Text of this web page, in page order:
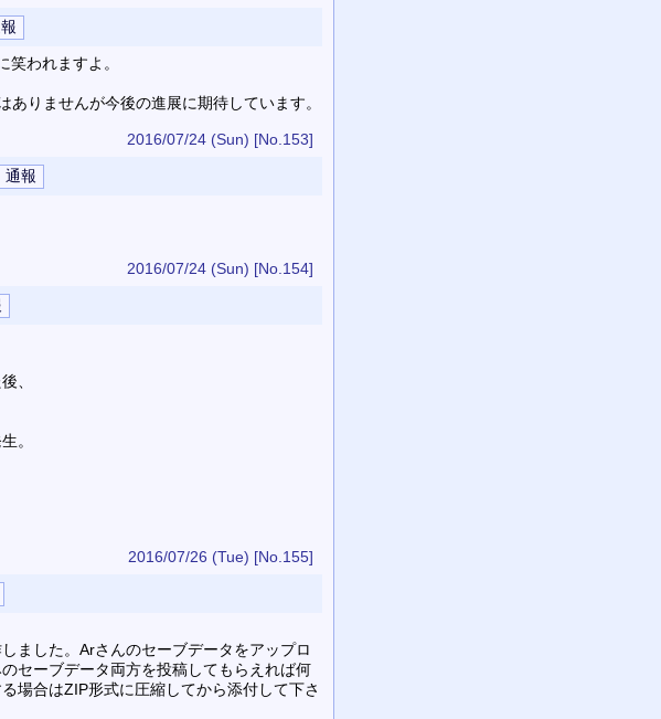
われますよ。
りませんが今後の進展に期待しています。
2016/07/24 (Sun) [No.153]
2016/07/24 (Sun) [No.154]
、
。
2016/07/26 (Tue) [No.155]
ました。Arさんのセーブデータをアップロ
セーブデータ両方を投稿してもらえれば何
場合はZIP形式に圧縮してから添付して下さ